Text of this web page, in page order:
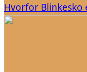
Hvorfor Blinkesko